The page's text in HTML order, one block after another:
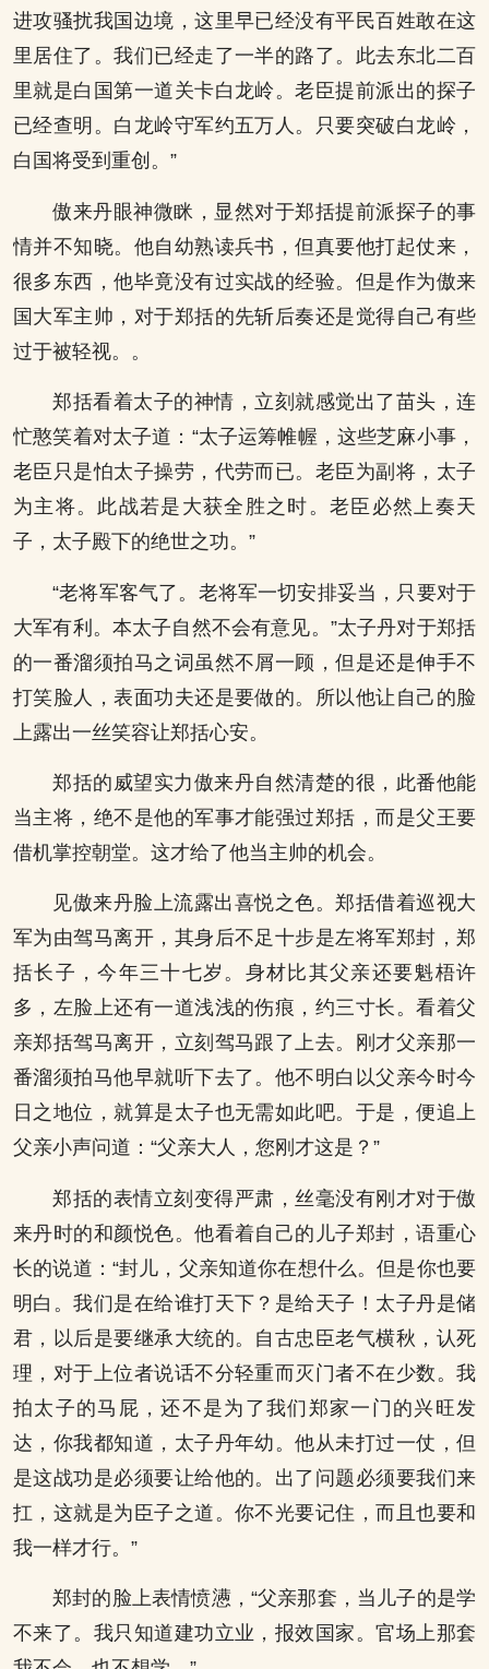
进攻骚扰我国边境，这里早已经没有平民百姓敢在这
里居住了。我们已经走了一半的路了。此去东北二百
里就是白国第一道关卡白龙岭。老臣提前派出的探子
已经查明。白龙岭守军约五万人。只要突破白龙岭，
白国将受到重创。”
傲来丹眼神微眯，显然对于郑括提前派探子的事
情并不知晓。他自幼熟读兵书，但真要他打起仗来，
很多东西，他毕竟没有过实战的经验。但是作为傲来
国大军主帅，对于郑括的先斩后奏还是觉得自己有些
过于被轻视。。
郑括看着太子的神情，立刻就感觉出了苗头，连
忙憨笑着对太子道：“太子运筹帷幄，这些芝麻小事，
老臣只是怕太子操劳，代劳而已。老臣为副将，太子
为主将。此战若是大获全胜之时。老臣必然上奏天
子，太子殿下的绝世之功。”
“老将军客气了。老将军一切安排妥当，只要对于
大军有利。本太子自然不会有意见。”太子丹对于郑括
的一番溜须拍马之词虽然不屑一顾，但是还是伸手不
打笑脸人，表面功夫还是要做的。所以他让自己的脸
上露出一丝笑容让郑括心安。
郑括的威望实力傲来丹自然清楚的很，此番他能
当主将，绝不是他的军事才能强过郑括，而是父王要
借机掌控朝堂。这才给了他当主帅的机会。
见傲来丹脸上流露出喜悦之色。郑括借着巡视大
军为由驾马离开，其身后不足十步是左将军郑封，郑
括长子，今年三十七岁。身材比其父亲还要魁梧许
多，左脸上还有一道浅浅的伤痕，约三寸长。看着父
亲郑括驾马离开，立刻驾马跟了上去。刚才父亲那一
番溜须拍马他早就听下去了。他不明白以父亲今时今
日之地位，就算是太子也无需如此吧。于是，便追上
父亲小声问道：“父亲大人，您刚才这是？”
郑括的表情立刻变得严肃，丝毫没有刚才对于傲
来丹时的和颜悦色。他看着自己的儿子郑封，语重心
长的说道：“封儿，父亲知道你在想什么。但是你也要
明白。我们是在给谁打天下？是给天子！太子丹是储
君，以后是要继承大统的。自古忠臣老气横秋，认死
理，对于上位者说话不分轻重而灭门者不在少数。我
拍太子的马屁，还不是为了我们郑家一门的兴旺发
达，你我都知道，太子丹年幼。他从未打过一仗，但
是这战功是必须要让给他的。出了问题必须要我们来
扛，这就是为臣子之道。你不光要记住，而且也要和
我一样才行。”
郑封的脸上表情愤懑，“父亲那套，当儿子的是学
不来了。我只知道建功立业，报效国家。官场上那套